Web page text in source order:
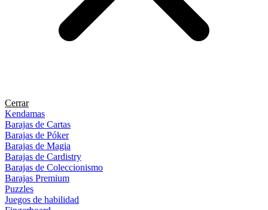
Cerrar
Kendamas
Barajas de Cartas
Barajas de Póker
Barajas de Magia
Barajas de Cardistry
Barajas de Coleccionismo
Barajas Premium
Puzzles
Juegos de habilidad